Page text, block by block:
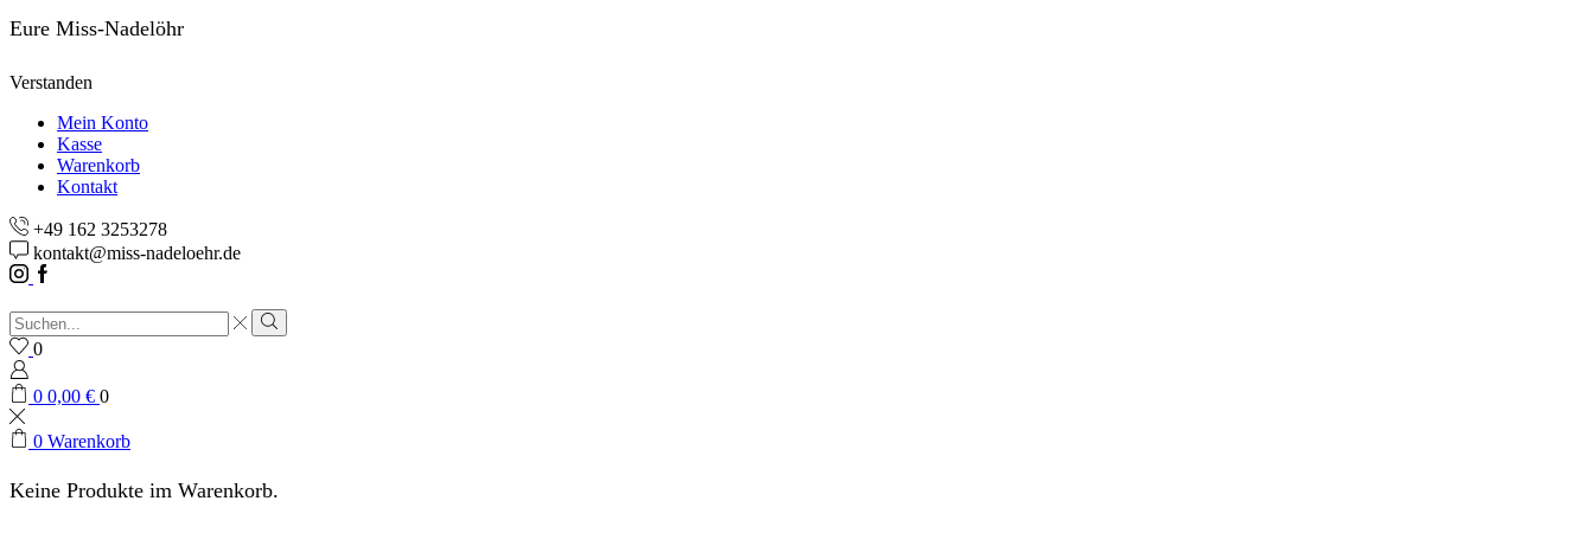
Eure Miss-Nadelöhr
Verstanden
Mein Konto
Kasse
Warenkorb
Kontakt
+49 162 3253278
kontakt@miss-nadeloehr.de
Instagram
Facebook
Sucheingabe
Suche
0
0 0,00 € 0
0 Warenkorb
Keine Produkte im Warenkorb.